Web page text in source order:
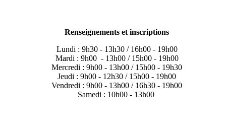
Renseignements et inscriptions
Lundi : 9h30 - 13h30 / 16h00 - 19h00
Mardi : 9h00 - 13h00 / 15h00 - 19h00
Mercredi : 9h00 - 13h00 / 15h00 - 19h30
Jeudi : 9h00 - 12h30 / 15h00 - 19h00
Vendredi : 9h00 - 13h00 / 16h30 - 19h00
Samedi : 10h00 - 13h00